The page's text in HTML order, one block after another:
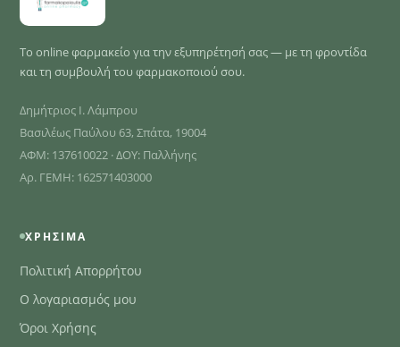
Το online φαρμακείο για την εξυπηρέτησή σας — με τη φροντίδα
και τη συμβουλή του φαρμακοποιού σου.
Δημήτριος Ι. Λάμπρου
Βασιλέως Παύλου 63, Σπάτα, 19004
ΑΦΜ: 137610022 · ΔΟΥ: Παλλήνης
Αρ. ΓΕΜΗ: 162571403000
ΧΡΉΣΙΜΑ
Πολιτική Απορρήτου
Ο λογαριασμός μου
Όροι Χρήσης